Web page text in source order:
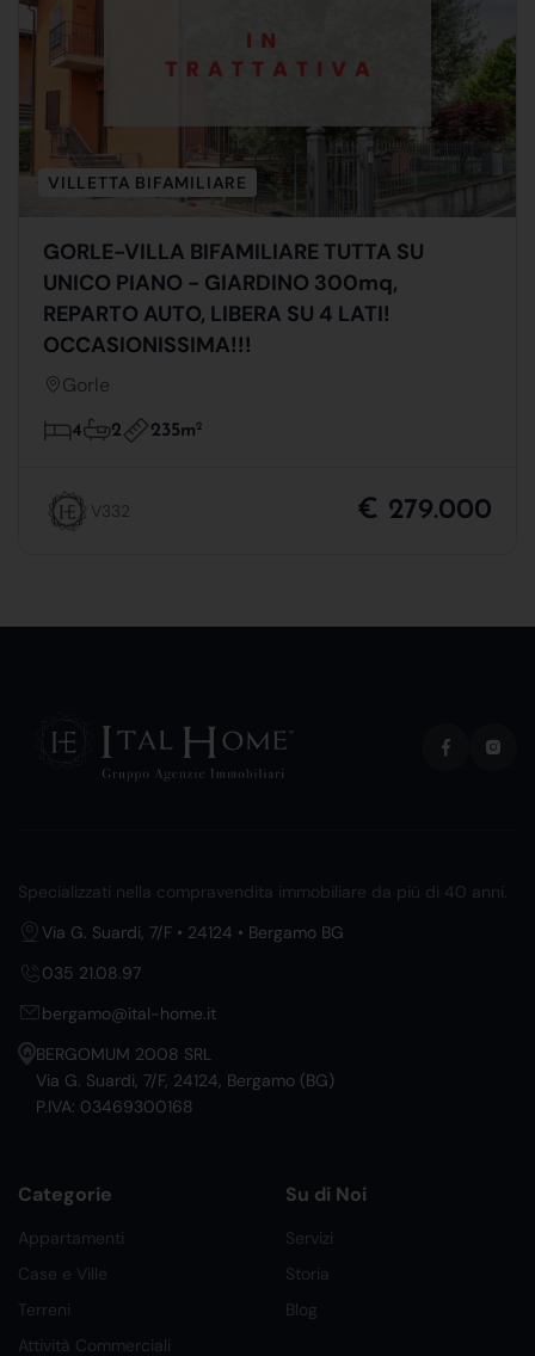
VILLETTA BIFAMILIARE
GORLE-VILLA BIFAMILIARE TUTTA SU
UNICO PIANO - GIARDINO 300mq,
REPARTO AUTO, LIBERA SU 4 LATI!
OCCASIONISSIMA!!!
Gorle
4 2 235m2
V332 € 279.000
Specializzati nella compravendita immobiliare da più di 40 anni.
Via G. Suardi, 7/F • 24124 • Bergamo BG
035 21.08.97
bergamo@ital-home.it
BERGOMUM 2008 SRL
Via G. Suardi, 7/F, 24124, Bergamo (BG)
P.IVA: 03469300168
Categorie
Appartamenti
Case e Ville
Terreni
Attività Commerciali
Su di Noi
Servizi
Storia
Blog